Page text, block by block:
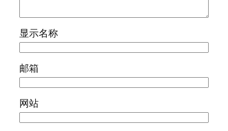
显示名称
邮箱
网站